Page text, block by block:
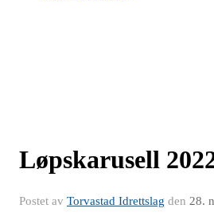
Løpskarusell
Postet av Torvastad Idrettslag den 28.